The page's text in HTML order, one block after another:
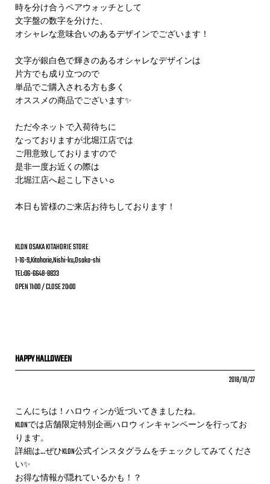
時を分け合うペアウォッチとして
文字盤の数字を分けた、
オシャレな意味合いのあるデザインでございます！
文字が銀白色で輝きのあるオシャレなデザインは
片方でも成り立つので
単品でご購入される方も多く
オススメの商品でございます✨
ただ今ネットで入荷待ちに
なっておりますが北堀江店では
ご用意致しておりますので
是非一度お近くの際は
北堀江店へ起こし下さい☼
本日も皆様のご来店お待ちしております！
KLON OSAKA KITAHORIE STORE
1-16-9,Kitahorie,Nishi-ku,Osaka-shi
TEL:06-6648-8833
OPEN 11:00 / CLOSE 20:00
HAPPY HALLOWEEN
2018/10/27
こんにちは！ハロウィンが近づいてきましたね。
KLONでは店舗限定特別企画ハロウィンキャンペーンを行ってお
ります。
詳細は…ぜひKLON公式インスタグラムをチェックしてみてくださ
い✨
お得な情報が隠れているかも！？